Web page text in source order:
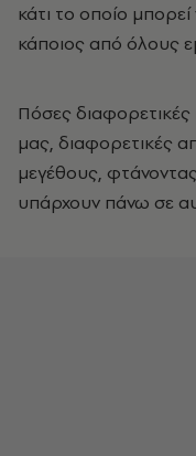
κάτι το οποίο
κάποιος από όλους
Πόσες διαφορετικές
μας, διαφορετικές
μεγέθους,
υπάρχουν πάνω σε